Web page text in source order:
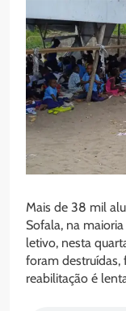
Mais de 38 mil
Sofala, na
letivo, nesta
foram destruídas,
reabilitação é